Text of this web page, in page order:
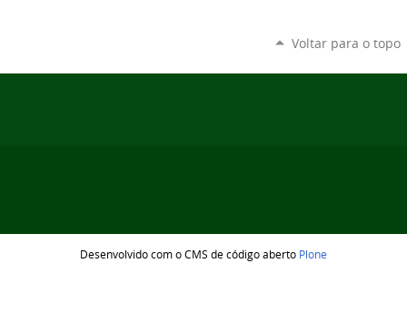
Voltar para o topo
Desenvolvido com o CMS de código aberto Plone